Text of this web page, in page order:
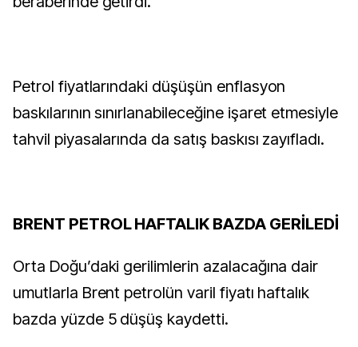
Petrol fiyatlarındaki düşüşün enflasyon
baskılarının sınırlanabileceğine işaret etmesiyle
tahvil piyasalarında da satış baskısı zayıfladı.
BRENT PETROL HAFTALIK BAZDA GERİLEDİ
Orta Doğu’daki gerilimlerin azalacağına dair
umutlarla Brent petrolün varil fiyatı haftalık
bazda yüzde 5 düşüş kaydetti.